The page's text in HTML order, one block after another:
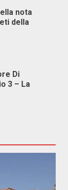
nota
della
Di
3 – La